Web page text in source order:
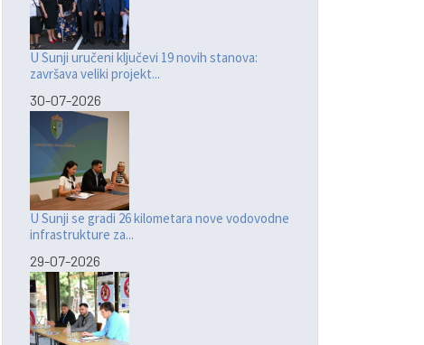
U Sunji uručeni ključevi 19 novih stanova:
završava veliki projekt...
30-07-2026
U Sunji se gradi 26 kilometara nove vodovodne
infrastrukture za...
29-07-2026